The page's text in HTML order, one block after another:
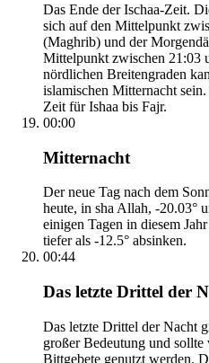
Das Ende der Ischaa-Zeit.
sich auf den Mittelpunkt
(Maghrib) und der
Mittelpunkt zwischen 21:03
nördlichen Breitengraden
islamischen Mitternacht
Zeit für Ishaa bis Fajr.
00:00
Mitternacht
Der neue Tag nach dem
heute, in sha Allah, -20.03°
einigen Tagen in diesem
tiefer als -12.5° absinken.
00:44
Das letzte Drittel der
Das letzte Drittel der Nacht
großer Bedeutung und
Bittgebete genutzt werden.